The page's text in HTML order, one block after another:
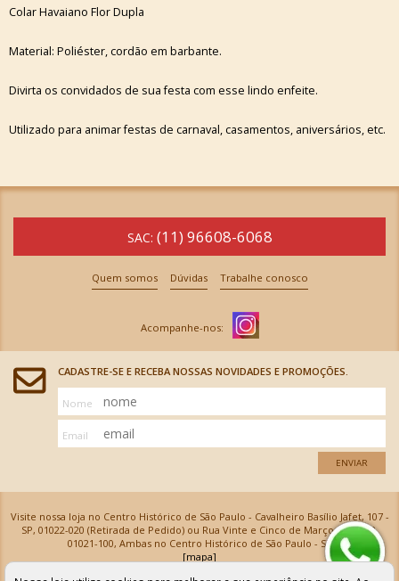
Colar Havaiano Flor Dupla
Material: Poliéster, cordão em barbante.
Divirta os convidados de sua festa com esse lindo enfeite.
Utilizado para animar festas de carnaval, casamentos, aniversários, etc.
SAC: (11) 96608-6068
Quem somos Dúvidas Trabalhe conosco
CADASTRE-SE E RECEBA NOSSAS NOVIDADES E PROMOÇÕES.
Nome
Email
ENVIAR
Visite nossa loja no Centro Histórico de São Paulo - Cavalheiro Basílio Jafet, 107 -
SP, 01022-020 (Retirada de Pedido) ou Rua Vinte e Cinco de Março, 576 - SP,
01021-100, Ambas no Centro Histórico de São Paulo - SP
[mapa]
Armarinhos Santa Cecília Ltda | CNPJ: 61.069.639/0001-18